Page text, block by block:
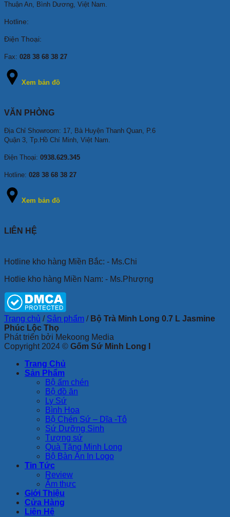
Thuận An, Bình Dương, Việt Nam.
Hotline:
Điện Thoại:
Fax: 028 38 68 38 27
Xem bản đồ
VĂN PHÒNG
Địa Chỉ Showroom: 17, Bà Huyện Thanh Quan, P.6
Quận 3, Tp.Hồ Chí Minh, Việt Nam.
Điện Thoại: 0938.629.345
Hotline: 028 38 68 38 27
Xem bản đồ
LIÊN HỆ
Hotline kho hàng Miền Bắc: - Ms.Chi
Hotlie kho hàng Miền Nam: - Ms.Phượng
Trang chủ / Sản phẩm / Bộ Trà Minh Long 0.7 L Jasmine
Phúc Lộc Thọ
Phát triển bởi Mekoong Media
Copyright 2024 © Gốm Sứ Minh Long I
Trang Chủ
Sản Phẩm
Bộ ấm chén
Bộ đồ ăn
Ly Sứ
Bình Hoa
Bộ Chén Sứ – Dĩa -Tô
Sứ Dưỡng Sinh
Tượng sứ
Quà Tặng Minh Long
Bộ Bàn Ăn In Logo
Tin Tức
Review
Ẩm thực
Giới Thiệu
Cửa Hàng
Liên Hệ